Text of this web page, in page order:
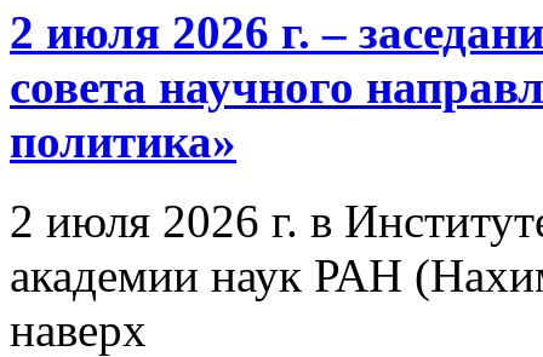
2 июля 2026 г. –
совета научного
политика»
2 июля 2026 г. в
академии наук РАН
наверх